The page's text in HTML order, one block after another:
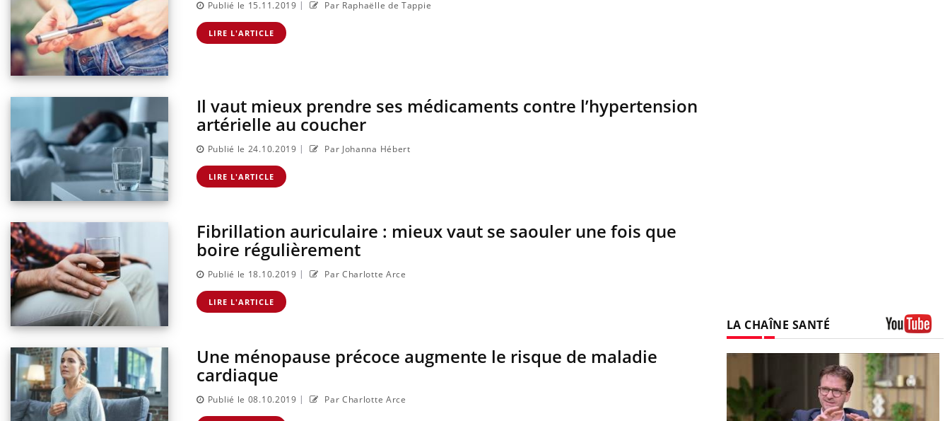
Publié le 15.11.2019 | Par Raphaëlle de Tappie
LIRE L'ARTICLE
Il vaut mieux prendre ses médicaments contre l’hypertension
artérielle au coucher
Publié le 24.10.2019 | Par Johanna Hébert
LIRE L'ARTICLE
Fibrillation auriculaire : mieux vaut se saouler une fois que
boire régulièrement
Publié le 18.10.2019 | Par Charlotte Arce
LIRE L'ARTICLE
Une ménopause précoce augmente le risque de maladie
cardiaque
Publié le 08.10.2019 | Par Charlotte Arce
LA CHAÎNE SANTÉ